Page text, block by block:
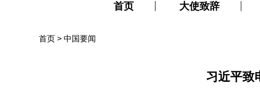
首页 大使致辞
首页 > 中国要闻
习近平致